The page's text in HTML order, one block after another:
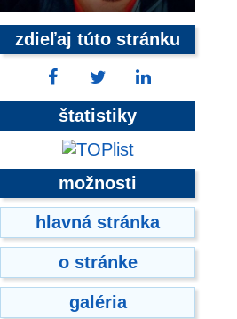
zdieľaj túto stránku
štatistiky
možnosti
hlavná stránka
o stránke
galéria